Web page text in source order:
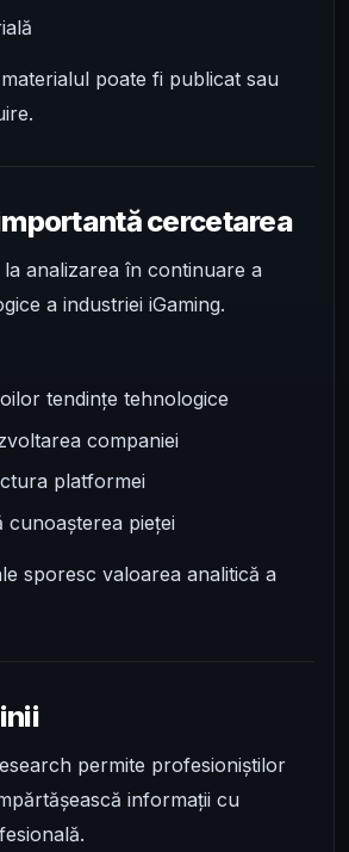
poate fi publicat sau
cercetarea
analizarea în continuare a
a industriei iGaming.
tendințe tehnologice
companiei
platformei
cunoașterea pieței
sporesc valoarea analitică a
permite profesioniștilor
informații cu